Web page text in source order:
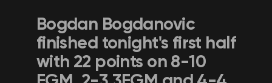
Bogdan Bogdanovic
finished tonight's first half
with 22 points on 8-10